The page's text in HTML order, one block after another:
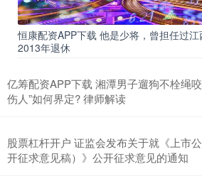
恒康配资APP下载 他是少将，曾担任过江
2013年退休
亿筹配资APP下载 湘潭男子遛狗不栓绳
伤人”如何界定? 律师解读
股票杠杆开户 证监会发布关于就《上市
开征求意见稿）》公开征求意见的通知